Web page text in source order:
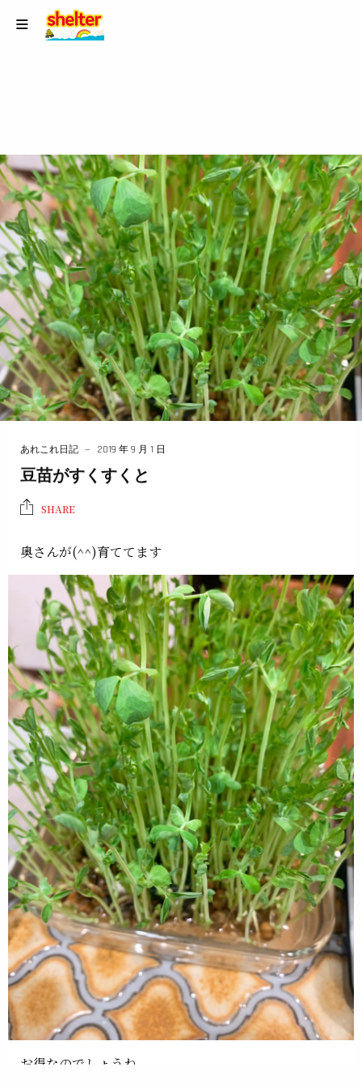
あれこれ日記 2019 年 9 月 1 日
豆苗がすくすくと
SHARE
奥さんが(^^)育ててます
お得なのでしょうね